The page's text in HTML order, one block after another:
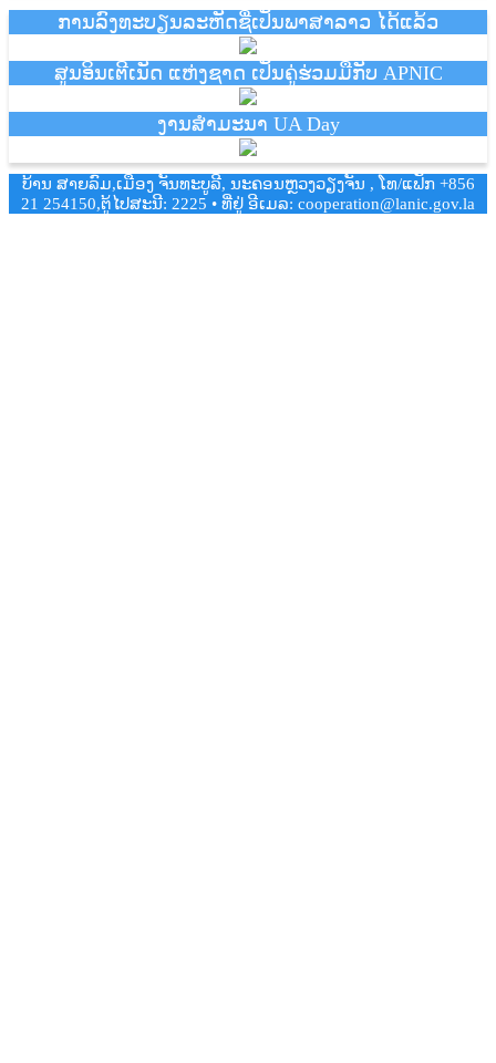
ການລົງທະບຽນລະຫັດຊື່ເປັນພາສາລາວ ໄດ້ແລ້ວ
ສູນອິນເຕີເນັດ ແຫ່ງຊາດ ເປັນຄູ່ຮ່ວມມືກັບ APNIC
ງານສຳມະນາ UA Day
ບ້ານ ສາຍລົມ,ເມືອງ ຈັນທະບູລີ, ນະຄອນຫຼວງວຽງຈັນ , ໂທ/ແຟັກ +856
21 254150,ຕູ້ໄປສະນີ: 2225 • ທີ່ຢູ່ ອີເມລ: cooperation@lanic.gov.la